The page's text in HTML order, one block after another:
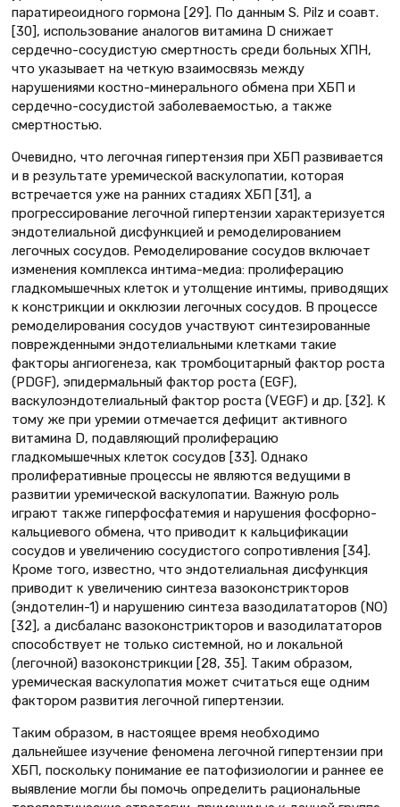
паратиреоидного гормона [29]. По данным S. Pilz и соавт.
[30], использование аналогов витамина D снижает
сердечно-сосудистую смертность среди больных ХПН,
что указывает на четкую взаимосвязь между
нарушениями костно-минерального обмена при ХБП и
сердечно-сосудистой заболеваемостью, а также
смертностью.
Очевидно, что легочная гипертензия при ХБП развивается
и в результате уремической васкулопатии, которая
встречается уже на ранних стадиях ХБП [31], а
прогрессирование легочной гипертензии характеризуется
эндотелиальной дисфункцией и ремоделированием
легочных сосудов. Ремоделирование сосудов включает
изменения комплекса интима-медиа: пролиферацию
гладкомышечных клеток и утолщение интимы, приводящих
к констрикции и окклюзии легочных сосудов. В процессе
ремоделирования сосудов участвуют синтезированные
поврежденными эндотелиальными клетками такие
факторы ангиогенеза, как тромбоцитарный фактор роста
(PDGF), эпидермальный фактор роста (EGF),
васкулоэндотелиальный фактор роста (VEGF) и др. [32]. К
тому же при уремии отмечается дефицит активного
витамина D, подавляющий пролиферацию
гладкомышечных клеток сосудов [33]. Однако
пролиферативные процессы не являются ведущими в
развитии уремической васкулопатии. Важную роль
играют также гиперфосфатемия и нарушения фосфорно-
кальциевого обмена, что приводит к кальцификации
сосудов и увеличению сосудистого сопротивления [34].
Кроме того, известно, что эндотелиальная дисфункция
приводит к увеличению синтеза вазоконстрикторов
(эндотелин-1) и нарушению синтеза вазодилататоров (NO)
[32], а дисбаланс вазоконстрикторов и вазодилататоров
способствует не только системной, но и локальной
(легочной) вазоконстрикции [28, 35]. Таким образом,
уремическая васкулопатия может считаться еще одним
фактором развития легочной гипертензии.
Таким образом, в настоящее время необходимо
дальнейшее изучение феномена легочной гипертензии при
ХБП, поскольку понимание ее патофизиологии и раннее ее
выявление могли бы помочь определить рациональные